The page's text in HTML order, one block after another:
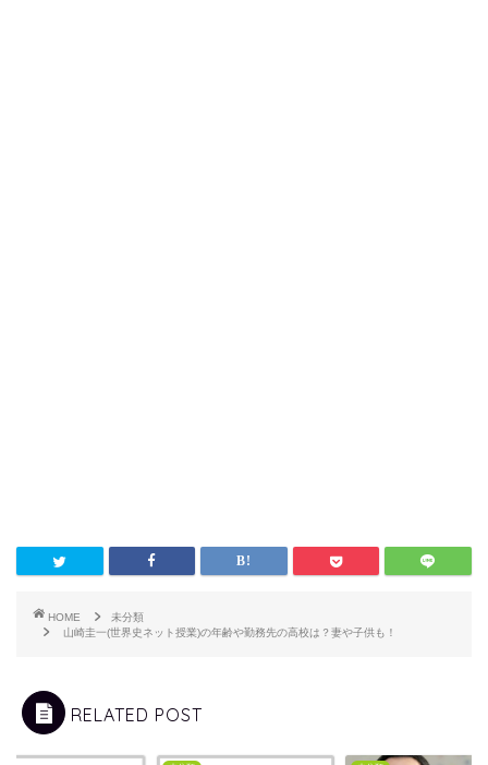
HOME
未分類
山崎圭一(世界史ネット授業)の年齢や勤務先の高校は？妻や子供も！
RELATED POST